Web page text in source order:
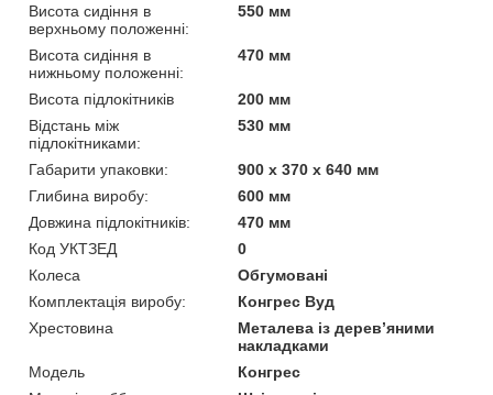
Висота сидіння в
верхньому положенні:
550 мм
Висота сидіння в
нижньому положенні:
470 мм
Висота підлокітників
200 мм
Відстань між
підлокітниками:
530 мм
Габарити упаковки:
900 x 370 x 640 мм
Глибина виробу:
600 мм
Довжина підлокітників:
470 мм
Код УКТЗЕД
0
Колеса
Обгумовані
Комплектація виробу:
Конгрес Вуд
Хрестовина
Металева із дерев’яними
накладками
Мoдель
Конгрес